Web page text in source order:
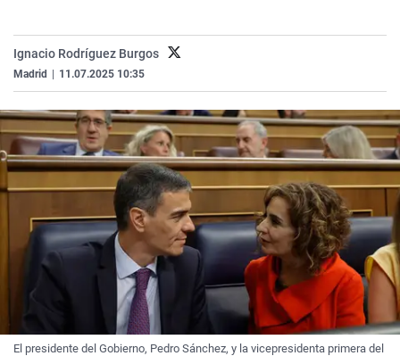
Ignacio Rodríguez Burgos
Madrid 11.07.2025 10:35
El presidente del Gobierno, Pedro Sánchez, y la vicepresidenta primera del